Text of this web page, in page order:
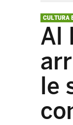
CULTURA
Al
le